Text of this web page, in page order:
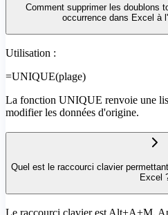
Comment supprimer les doublons
occurrence dans Excel à
Utilisation :
=UNIQUE(plage)
La fonction UNIQUE renvoie une
modifier les données d'origine.
Quel est le raccourci clavier
Excel